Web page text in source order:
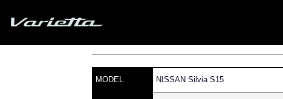
Home
MODEL NISSAN Silvia S15